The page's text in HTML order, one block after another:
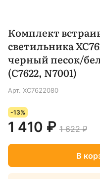
Комплект
светильника
черный песок/
(C7622, N7001)
Арт. XC7622080
-13%
1 410 ₽ 1 622 ₽
В